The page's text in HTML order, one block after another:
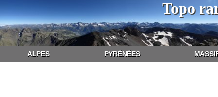
Topo
ALPES PYRÉNÉES